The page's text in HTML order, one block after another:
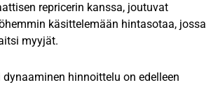
repricerin kanssa, joutuvat
käsittelemään hintasotaa, jossa
myyjät.
dynaaminen hinnoittelu on edelleen